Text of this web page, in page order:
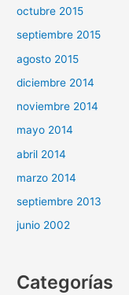
octubre 2015
septiembre 2015
agosto 2015
diciembre 2014
noviembre 2014
mayo 2014
abril 2014
marzo 2014
septiembre 2013
junio 2002
Categorías